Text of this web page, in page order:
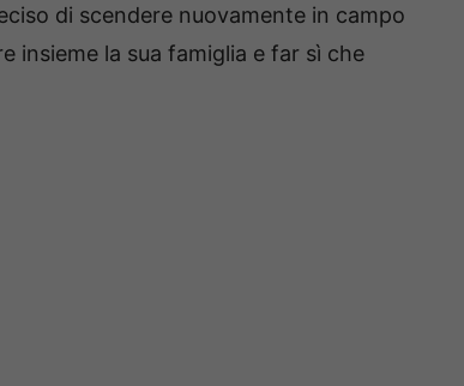
di scendere nuovamente in campo
insieme la sua famiglia e far sì che